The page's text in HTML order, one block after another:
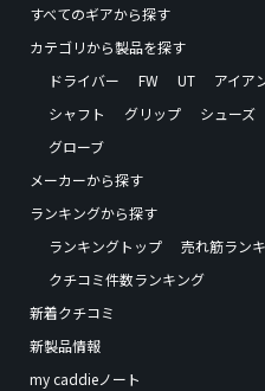
すべてのギアから探す
カテゴリから製品を探す
ドライバー
FW UT アイア
シャフト
グリップ シューズ
グローブ
メーカーから探す
ランキングから探す
ランキングトップ
売れ筋ラン
クチコミ件数ランキング
新着クチコミ
新製品情報
my caddieノート